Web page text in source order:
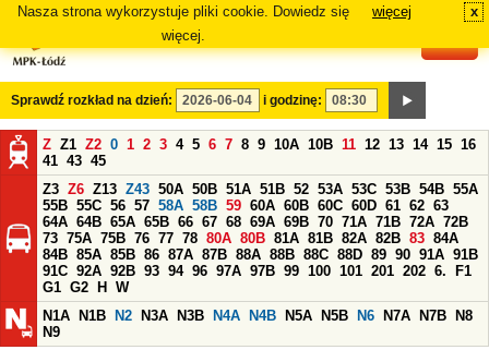
Nasza strona wykorzystuje pliki cookie. Dowiedz się
więcej.
więcej x
Sprawdź rozkład na dzień: i godzinę:
Z Z1 Z2 0 1 2 3 4 5 6 7 8 9 10A 10B 11 12 13 14 15 16
41 43 45
Z3 Z6 Z13 Z43 50A 50B 51A 51B 52 53A 53C 53B 54B 55A
55B 55C 56 57 58A 58B 59 60A 60B 60C 60D 61 62 63
64A 64B 65A 65B 66 67 68 69A 69B 70 71A 71B 72A 72B
73 75A 75B 76 77 78 80A 80B 81A 81B 82A 82B 83 84A
84B 85A 85B 86 87A 87B 88A 88B 88C 88D 89 90 91A 91B
91C 92A 92B 93 94 96 97A 97B 99 100 101 201 202 6.
F1
G1 G2 H
W
N1A
N1B N2 N3A N3B N4A N4B N5A N5B N6 N7A N7B
N8
N9